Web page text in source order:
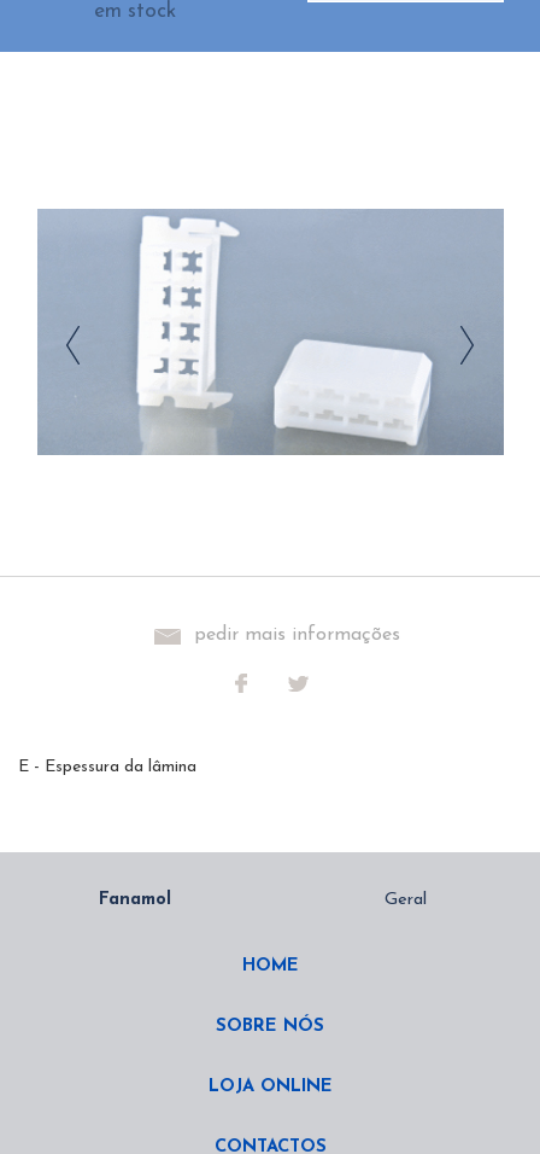
em stock
pedir mais informações
E - Espessura da lâmina
HOME
SOBRE NÓS
LOJA ONLINE
CONTACTOS